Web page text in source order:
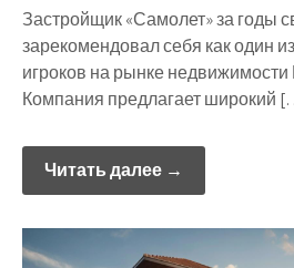
Застройщик «Самолет» за годы
зарекомендовал себя как один
игроков на рынке недвижимости
Компания предлагает широкий
Читать далее →